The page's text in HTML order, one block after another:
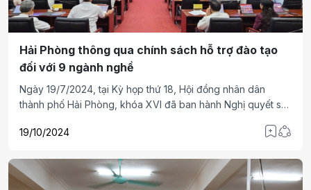
Hải Phòng thông qua chính sách hỗ trợ đào tạo
đối với 9 ngành nghề
Ngày 19/7/2024, tại Kỳ họp thứ 18, Hội đồng nhân dân
thành phố Hải Phòng, khóa XVI đã ban hành Nghị quyết số
số nghề trên địa bàn giai đoạn 2024 - 2030” đối với 9
19/10/2024